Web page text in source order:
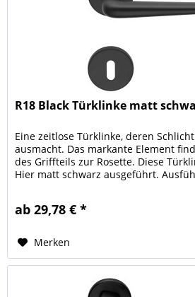
R18 Black Türklinke matt
Eine zeitlose Türklinke, deren
ausmacht. Das markante Element
des Griffteils zur Rosette. Diese
Hier matt schwarz ausgeführt.
ab 29,78 € *
Merken